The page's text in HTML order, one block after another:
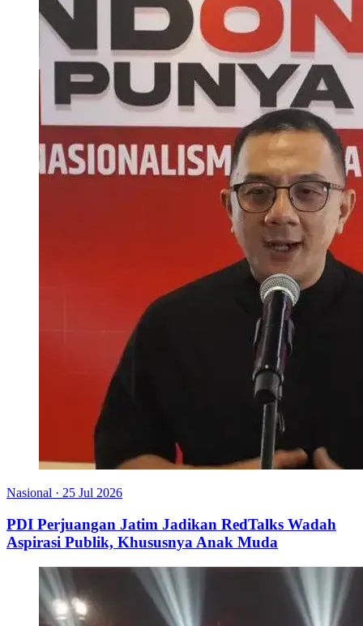
Nasional · 25 Jul 2026
PDI Perjuangan Jatim Jadikan RedTalks Wadah
Aspirasi Publik, Khususnya Anak Muda